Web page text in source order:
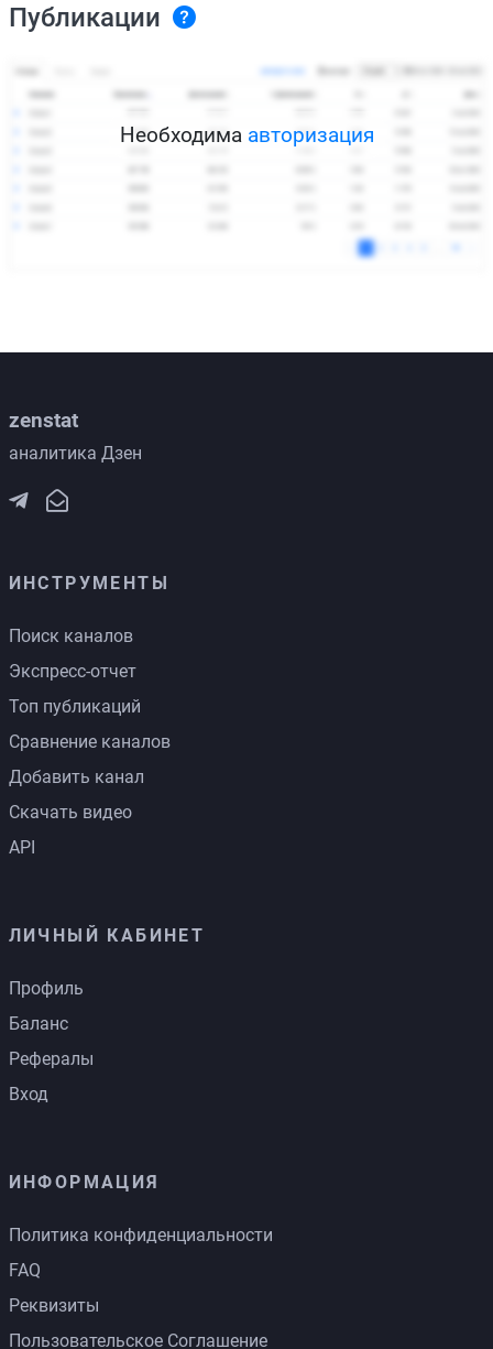
Публикации
Необходима авторизация
zenstat
аналитика Дзен
ИНСТРУМЕНТЫ
Поиск каналов
Экспресс-отчет
Топ публикаций
Сравнение каналов
Добавить канал
Скачать видео
API
ЛИЧНЫЙ КАБИНЕТ
Профиль
Баланс
Рефералы
Вход
ИНФОРМАЦИЯ
Политика конфиденциальности
FAQ
Реквизиты
Пользовательское Соглашение